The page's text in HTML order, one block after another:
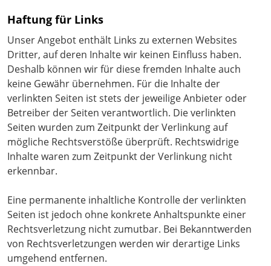
Haftung für Links
Unser Angebot enthält Links zu externen Websites
Dritter, auf deren Inhalte wir keinen Einfluss haben.
Deshalb können wir für diese fremden Inhalte auch
keine Gewähr übernehmen. Für die Inhalte der
verlinkten Seiten ist stets der jeweilige Anbieter oder
Betreiber der Seiten verantwortlich. Die verlinkten
Seiten wurden zum Zeitpunkt der Verlinkung auf
mögliche Rechtsverstöße überprüft. Rechtswidrige
Inhalte waren zum Zeitpunkt der Verlinkung nicht
erkennbar.
Eine permanente inhaltliche Kontrolle der verlinkten
Seiten ist jedoch ohne konkrete Anhaltspunkte einer
Rechtsverletzung nicht zumutbar. Bei Bekanntwerden
von Rechtsverletzungen werden wir derartige Links
umgehend entfernen.